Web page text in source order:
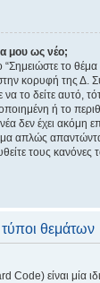
μου ως νέο;
το θέμα
κορυφή της Δ.
το δείτε αυτό,
ή το
δεν έχει ακόμη
απλώς
τους
θεμάτων
είναι μία